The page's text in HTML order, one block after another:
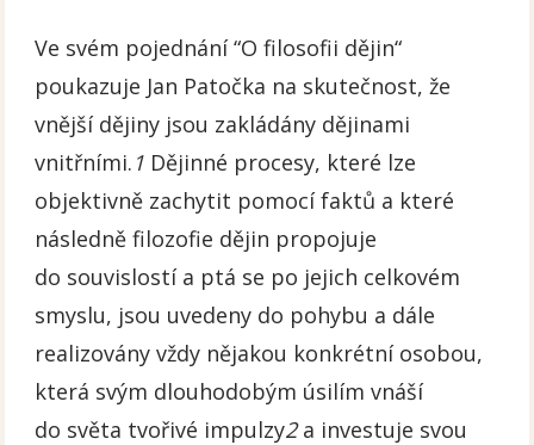
Ve svém pojednání “O filosofii dějin“
poukazuje Jan Patočka na skutečnost, že
vnější dějiny jsou zakládány dějinami
vnitřními. 1 Dějinné procesy, které lze
objektivně zachytit pomocí faktů a které
následně filozofie dějin propojuje
do souvislostí a ptá se po jejich celkovém
smyslu, jsou uvedeny do pohybu a dále
realizovány vždy nějakou konkrétní osobou,
která svým dlouhodobým úsilím vnáší
do světa tvořivé impulzy2a investuje svou